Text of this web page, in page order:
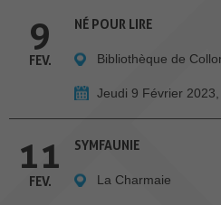
9
FEV.
NÉ POUR LIRE
Bibliothèque de
Jeudi 9 Février
11
FEV.
SYMFAUNIE
La Charmaie